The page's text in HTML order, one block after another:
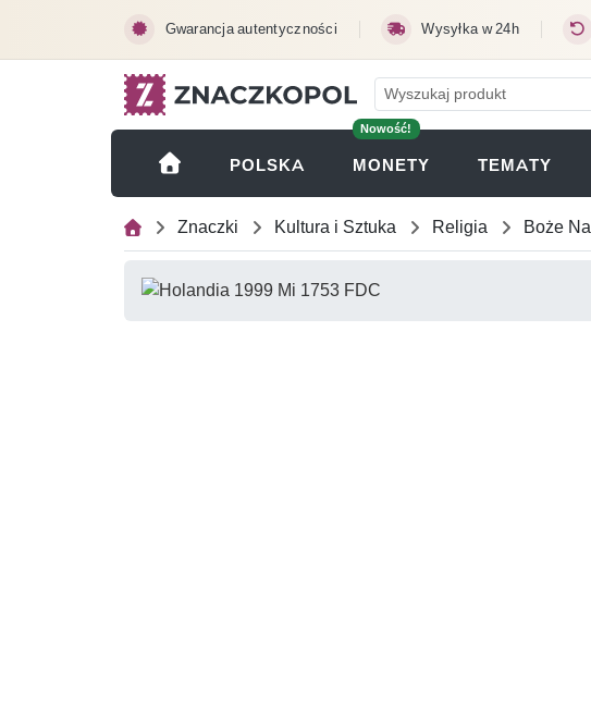
Gwarancja autentyczności Wysyłka w 24h
POLSKA
Nowość!
MONETY (OTWIERA SIĘ W
TEMATY
Znaczki Kultura i Sztuka Religia Boże